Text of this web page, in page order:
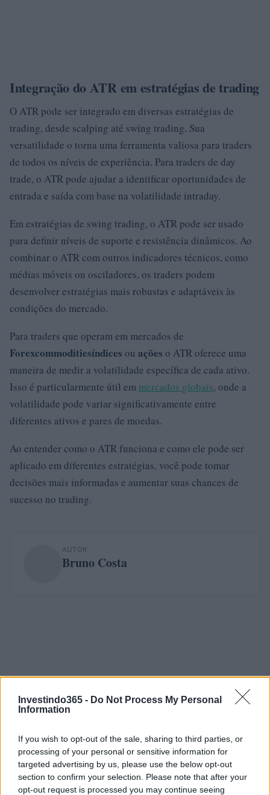
Investindo365 - Do Not Process My Personal
Information
If you wish to opt-out of the sale, sharing to third parties, or
processing of your personal or sensitive information for
targeted advertising by us, please use the below opt-out
section to confirm your selection. Please note that after your
opt-out request is processed you may continue seeing
Integração do ATR em estratégias de trading
O ATR pode ser integrado em diversas estratégias de
trading, desde scalping até swing trading. Sua
versatilidade o torna uma ferramenta valiosa para traders
de todos os níveis de experiência. Para traders de day
trade, o ATR pode ajudar a identificar oportunidades de
entrada e saída com base na volatilidade intraday.
Em estratégias de swing trading, o ATR pode ser usado
para definir níveis de suporte e resistência dinâmicos. Ao
combinar o ATR com outros indicadores técnicos, como
médias móveis ou osciladores, os traders podem
desenvolver estratégias mais robustas e adaptáveis às
condições do mercado.
Para traders que operam em mercados de
Forexcommoditiesíndices ou ações o ATR oferece uma
maneira de medir a volatilidade específica de cada ativo.
Isso é particularmente útil em mercados globais, onde a
volatilidade pode variar significativamente entre
diferentes ativos e pares de moedas.
Ao entender como o ATR funciona e como ele pode ser
aplicado em diferentes estratégias, você pode tomar
decisões mais informadas e aumentar suas chances de
sucesso no trading.
AUTOR
Bruno Costa